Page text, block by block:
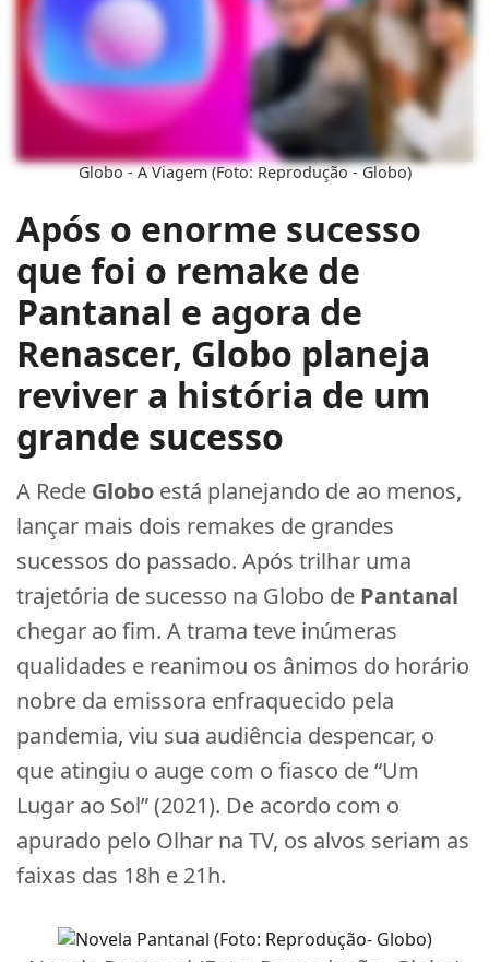
Globo - A Viagem (Foto: Reprodução - Globo)
Após o enorme sucesso
que foi o remake de
Pantanal e agora de
Renascer, Globo planeja
reviver a história de um
grande sucesso
A Rede Globo está planejando de ao menos,
lançar mais dois remakes de grandes
sucessos do passado. Após trilhar uma
trajetória de sucesso na Globo de Pantanal
chegar ao fim. A trama teve inúmeras
qualidades e reanimou os ânimos do horário
nobre da emissora enfraquecido pela
pandemia, viu sua audiência despencar, o
que atingiu o auge com o fiasco de “Um
Lugar ao Sol” (2021). De acordo com o
apurado pelo Olhar na TV, os alvos seriam as
faixas das 18h e 21h.